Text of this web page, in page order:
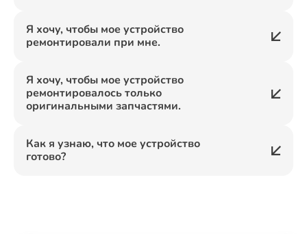
Я хочу, чтобы мое устройство
ремонтировали при мне.
Я хочу, чтобы мое устройство
ремонтировалось только
оригинальными запчастями.
Как я узнаю, что мое устройство
готово?